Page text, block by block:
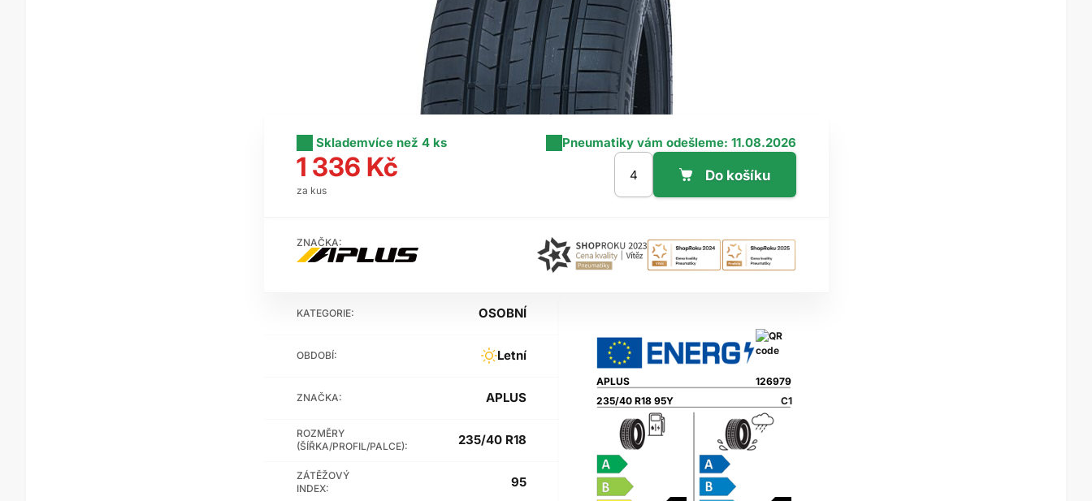
KATEGORIE: OSOBNÍ
OBDOBÍ: Letní
ZNAČKA: APLUS
ROZMĚRY
(ŠÍŘKA/PROFIL/PALCE):
235/40 R18
ZÁTĚŽOVÝ
INDEX:
95
235/40 R18 95Y
APLUS 126979
C1
Sklademvíce než 4 ks Pneumatiky vám odešleme: 11.08.2026
1 336 Kč
za kus
ZNAČKA: